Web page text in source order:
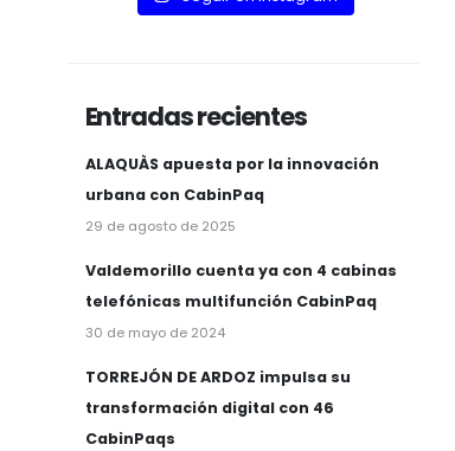
Entradas recientes
ALAQUÀS apuesta por la innovación
urbana con CabinPaq
29 de agosto de 2025
Valdemorillo cuenta ya con 4 cabinas
telefónicas multifunción CabinPaq
30 de mayo de 2024
TORREJÓN DE ARDOZ impulsa su
transformación digital con 46
CabinPaqs